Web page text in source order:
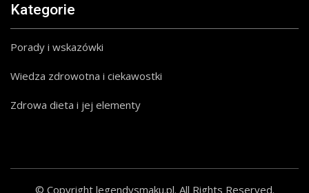
Kategorie
Porady i wskazówki
Wiedza zdrowotna i ciekawostki
Zdrowa dieta i jej elementy
© Copyright legendysmaku.pl. All Rights Reserved.